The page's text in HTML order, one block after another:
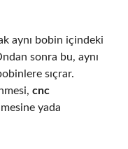
aynı bobin içindeki
sonra bu, aynı
sıçrar.
cnc
yada